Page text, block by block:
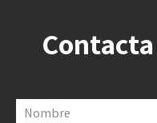
Nombre